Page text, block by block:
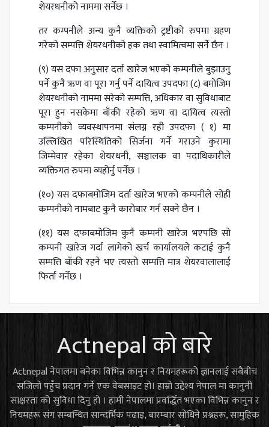
शेयरधनीको नाममा सर्नेछ ।
तर कम्पनीले अन्य कुनै व्यक्तिको ट्रष्टीको रुपमा ग्रहण
गरेको सम्पत्ति शेयरधनीको हक तथा स्वामित्वमा सर्नेे छैन ।
(९) यस दफा अनुसार दर्ता खारेज भएको कम्पनीले बुझाउनु
पर्ने कुनै ऋण वा पूरा गर्नु पर्ने दायित्व उपदफा (८) बमोजिम
शेयरधनीको नाममा सरेको सम्पत्ति, अधिकार वा सुविधाबाट
पूरा हुन नसकेमा बाँकी रहेको ऋण वा दायित्व त्यस्तो
कम्पनीको व्यवस्थापनमा संलग्न रही उपदफा ( १) मा
उल्लिखित परिस्थितिको सिर्जना गर्ने गराउने कुरामा
जिम्मेवार रहेका शेयरधनी, सञ्चालक वा पदाधिकारीले
व्यक्तिगत रुपमा व्यहोर्नु पर्नेछ ।
(१०) यस दफाबमोजिम दर्ता खारेज भएको कम्पनीले सोही
कम्पनीको नामबाट कुनै कारोबार गर्न सक्ने छैन ।
(११) यस दफाबमोजिम कुनै कम्पनी खारेज भएपछि सो
कम्पनी खारेज गर्दा लागेको खर्च कार्यालयले कटाई कुनै
सम्पत्ति बाँकी रहने भए त्यस्तो सम्पत्ति मात्र शेयरवालालाई
फिर्ता गर्नेछ ।
Actnepal को बारे
Actnepal नेपालमा बनेका विभिन्न कानुन र नियमहरूको ज्ञानलाई सबैबीच
सजिलो पहुँच प्रदान गर्ने एक वेबसाइट हो। हाम्रो उद्देश्य नेपाल मा कानुनी
साक्षरता को सुविधा दिनु हो । हामी नेपालमा प्रवर्द्धित भएका विभिन्न कानुन र
नियमहरू संग सम्बन्धित सान्दर्भिक पढाइ, बारम्बार सोधिने प्रश्नहरू, सामुहिक